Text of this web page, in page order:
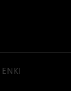
ENKI